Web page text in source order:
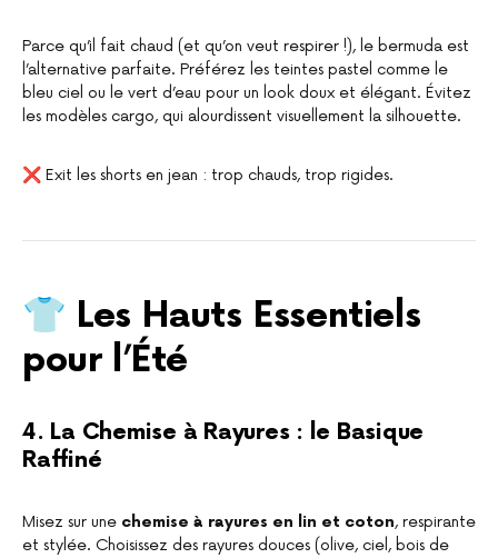
Parce qu’il fait chaud (et qu’on veut respirer !), le bermuda est
l’alternative parfaite. Préférez les teintes pastel comme le
bleu ciel ou le vert d’eau pour un look doux et élégant. Évitez
les modèles cargo, qui alourdissent visuellement la silhouette.
❌ Exit les shorts en jean : trop chauds, trop rigides.
👕 Les Hauts Essentiels
pour l’Été
4. La Chemise à Rayures : le Basique
Raffiné
Misez sur une chemise à rayures en lin et coton, respirante
et stylée. Choisissez des rayures douces (olive, ciel, bois de